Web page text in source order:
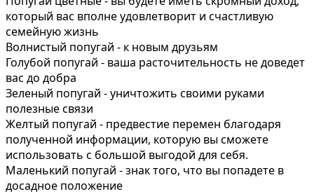
который вас вполне удовлетворит и счастливую
семейную жизнь
Волнистый попугай - к новым друзьям
Голубой попугай - ваша расточительность не доведет
вас до добра
Зеленый попугай - уничтожить своими руками
полезные связи
Желтый попугай - предвестие перемен благодаря
полученной информации, которую вы сможете
использовать с большой выгодой для себя.
Маленький попугай - знак того, что вы попадете в
досадное положение